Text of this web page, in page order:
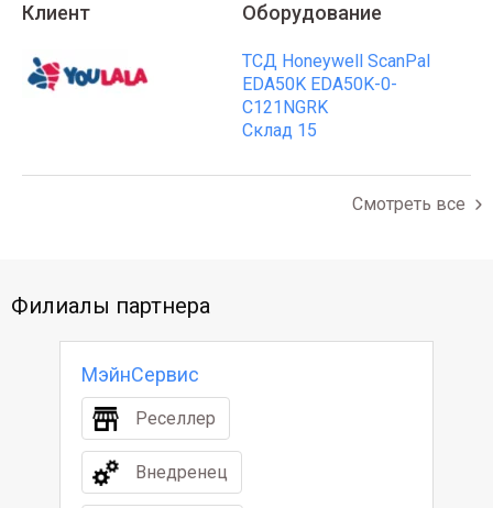
Смотреть все
Клиент Оборудование
ТСД Honeywell ScanPal
EDA50K EDA50K-0-
C121NGRK
Склад 15
Филиалы партнера
МэйнСервис
Реселлер
Внедренец